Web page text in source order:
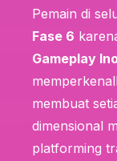
Pemain di
Fase 6
Gameplay
membuat
dimensional
platforming